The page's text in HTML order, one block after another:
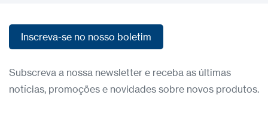
Inscreva-se no nosso boletim
Subscreva a nossa newsletter e receba as últimas
notícias, promoções e novidades sobre novos produtos.